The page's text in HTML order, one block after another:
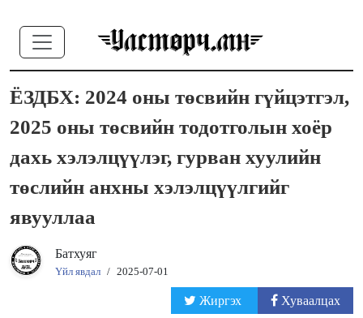
ЁЗДБХ: 2024 оны төсвийн гүйцэтгэл,
2025 оны төсвийн тодотголын хоёр
дахь хэлэлцүүлэг, гурван хуулийн
төслийн анхны хэлэлцүүлгийг
явууллаа
Батхуяг
Үйл явдал / 2025-07-01
Жиргэх Хуваалцах